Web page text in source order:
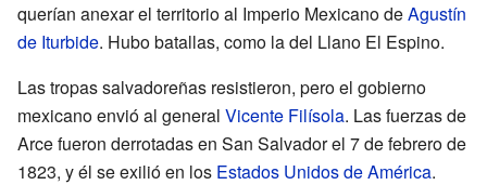
querían anexar el territorio al Imperio Mexicano deAgustín
de Iturbide. Hubo batallas, como la del Llano El Espino.
Las tropas salvadoreñas resistieron, pero el gobierno
mexicano envió al general Vicente Filísola. Las fuerzas de
Arce fueron derrotadas en San Salvador el 7 de febrero de
1823, y él se exilió en los Estados Unidos de América.